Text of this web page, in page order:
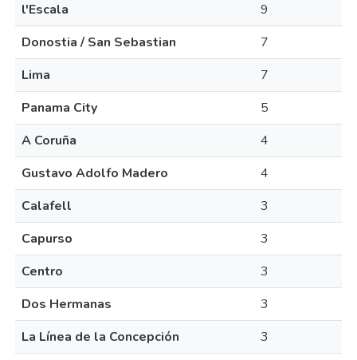
l'Escala
9
Donostia / San Sebastian
7
Lima
7
Panama City
5
A Coruña
4
Gustavo Adolfo Madero
4
Calafell
3
Capurso
3
Centro
3
Dos Hermanas
3
La Línea de la Concepción
3